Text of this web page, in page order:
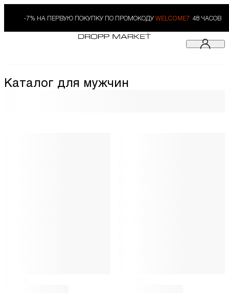
-7% НА ПЕРВУЮ ПОКУПКУ ПО ПРОМОКОДУ WELCOME7. 48 ЧАСОВ
Каталог для мужчин